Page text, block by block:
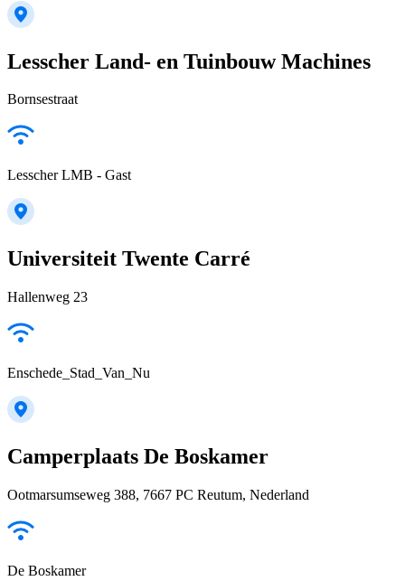
Lesscher Land- en Tuinbouw Machines
Bornsestraat
Lesscher LMB - Gast
Universiteit Twente Carré
Hallenweg 23
Enschede_Stad_Van_Nu
Camperplaats De Boskamer
Ootmarsumseweg 388, 7667 PC Reutum, Nederland
De Boskamer